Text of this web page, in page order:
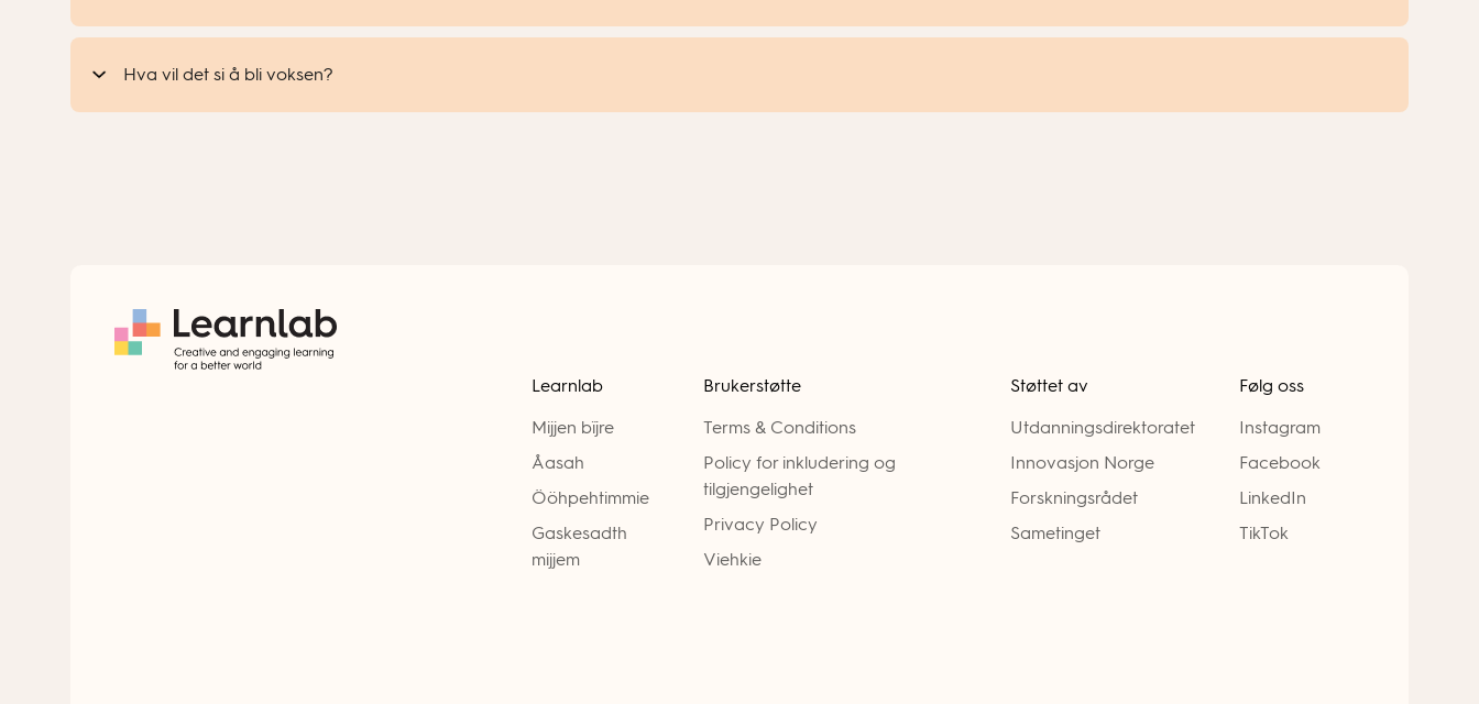
Hva vil det si å bli voksen?
Learnlab
Mijjen bïjre
Åasah
Ööhpehtimmie
Gaskesadth
mijjem
Brukerstøtte
Terms & Conditions
Policy for inkludering og
tilgjengelighet
Privacy Policy
Viehkie
Støttet av
Utdanningsdirektoratet
Innovasjon Norge
Forskningsrådet
Sametinget
Følg oss
Instagram
Facebook
LinkedIn
TikTok